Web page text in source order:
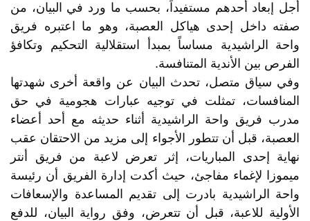
أجل إبعاد أحدهم مستفيداً، بحسب ما ورد في البيان، من
صفته داخل إحدى هياكل العصبة، وهو ما اعتبره فريق
واحة الراشيدية مساساً بمبدأ استقلالية التحكيم وتكافؤ
الفرص بين الأندية المتنافسة.
وفي سياق متصل، تحدث البيان عن واقعة أخرى شهدتها
المنافسات، تمثلت في توجيه عبارات هجومية في حق
مدرب فريق واحة الراشيدية أثناء حديثه مع أحد أعضاء
العصبة، قبل أن تتطور الأجواء إلى مزيد من الاحتقان عقب
نهاية إحدى المباريات، إثر تعرض لاعبة من فريق أنتر
ميموزا لإغماء مفاجئ، حيث أكدت إدارة الفريق أن رئيسة
واحة الراشيدية بادرت إلى تقديم المساعدة والإسعافات
الأولية للاعبة، قبل أن تتعرض، وفق رواية البيان، للدفع